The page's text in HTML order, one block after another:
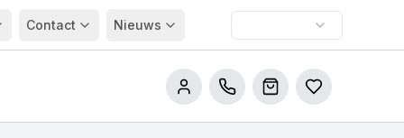
Contact Nieuws
Bel onsWinkelwagen
Bestellijsten